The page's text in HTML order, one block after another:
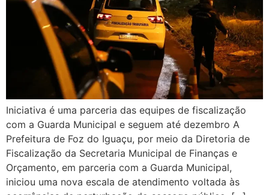
Iniciativa é uma parceria das equipes de fiscalização
com a Guarda Municipal e seguem até dezembro A
Prefeitura de Foz do Iguaçu, por meio da Diretoria de
Fiscalização da Secretaria Municipal de Finanças e
Orçamento, em parceria com a Guarda Municipal,
iniciou uma nova escala de atendimento voltada às